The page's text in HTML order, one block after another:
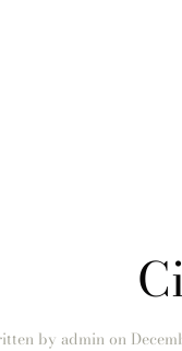
by admin on